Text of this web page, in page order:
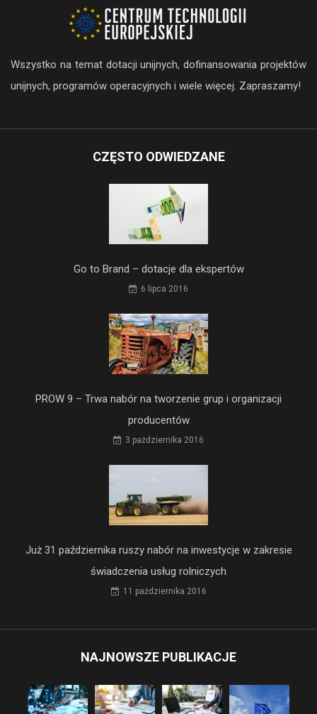
Wszystko na temat dotacji unijnych, dofinansowania projektów
unijnych, programów operacyjnych i wiele więcej. Zapraszamy!
CZĘSTO ODWIEDZANE
Go to Brand – dotacje dla ekspertów
6 lipca 2016
PROW 9 – Trwa nabór na tworzenie grup i organizacji
producentów
3 października 2016
Już 31 października ruszy nabór na inwestycje w zakresie
świadczenia usług rolniczych
11 października 2016
NAJNOWSZE PUBLIKACJE